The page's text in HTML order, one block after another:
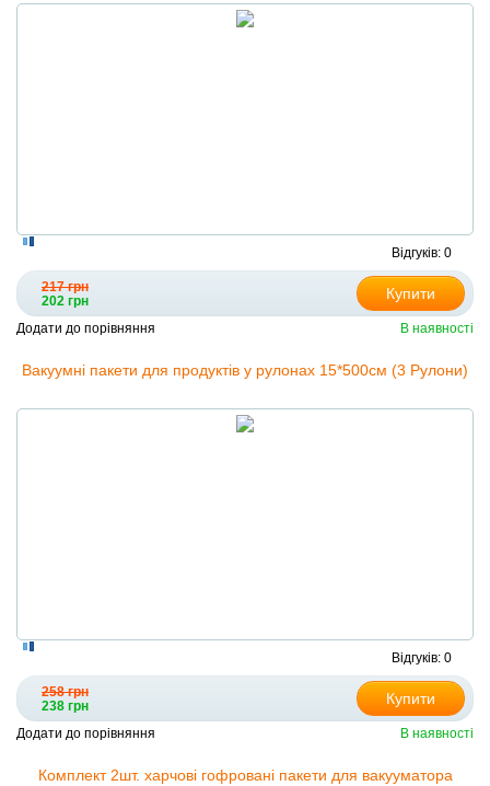
Відгуків: 0
217 грн
202 грн
Купити
Додати до порівняння В наявності
Вакуумні пакети для продуктів у рулонах 15*500см (3 Рулони)
Відгуків: 0
258 грн
238 грн
Купити
Додати до порівняння В наявності
Комплект 2шт. харчові гофровані пакети для вакууматора